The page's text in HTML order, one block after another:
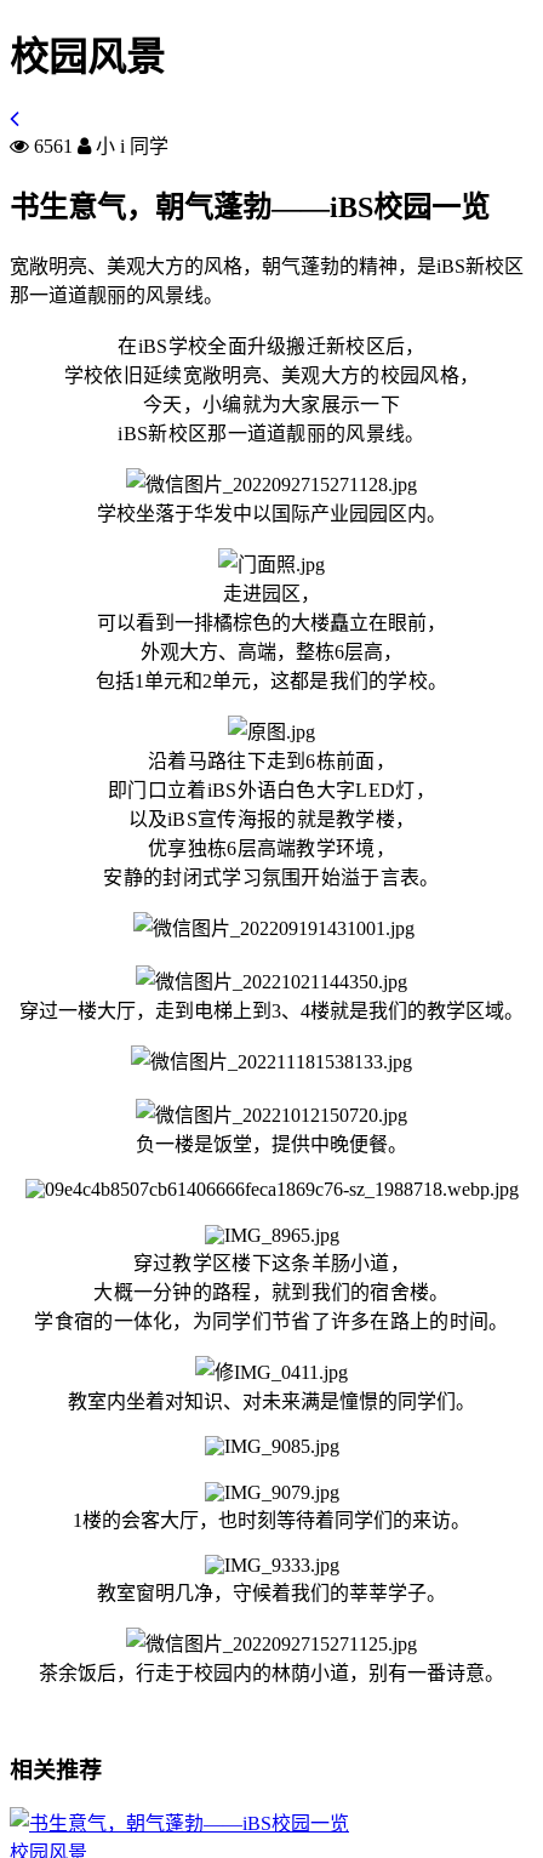
校园风景
6561 小 i 同学
书生意气，朝气蓬勃——iBS校园一览
宽敞明亮、美观大方的风格，朝气蓬勃的精神，是iBS新校区
那一道道靓丽的风景线。
在iBS学校全面升级搬迁新校区后，
学校依旧延续宽敞明亮、美观大方的校园风格，
今天，小编就为大家展示一下
iBS新校区那一道道靓丽的风景线。
学校坐落于华发中以国际产业园园区内。
走进园区，
可以看到一排橘棕色的大楼矗立在眼前，
外观大方、高端，整栋6层高，
包括1单元和2单元， 这都是我们的学校。
沿着马路往下走到6栋前面，
即门口立着iBS外语白色大字LED灯，
以及iBS宣传海报的就是教学楼，
优享独栋6层高端教学环境，
安静的封闭式学习氛围开始溢于言表。
穿过一楼大厅，走到电梯上到3、4楼就是我们的教学区域。
负一楼是饭堂，提供中晚便餐。
穿过教学区楼下这条羊肠小道，
大概一分钟的路程，就到我们的宿舍楼。
学食宿的一体化，为同学们节省了许多在路上的时间。
教室内坐着对知识、对未来满是憧憬的同学们。
1楼的会客大厅，也时刻等待着同学们的来访。
教室窗明几净，守候着我们的莘莘学子。
茶余饭后，行走于校园内的林荫小道，别有一番诗意。
相关推荐
校园风景